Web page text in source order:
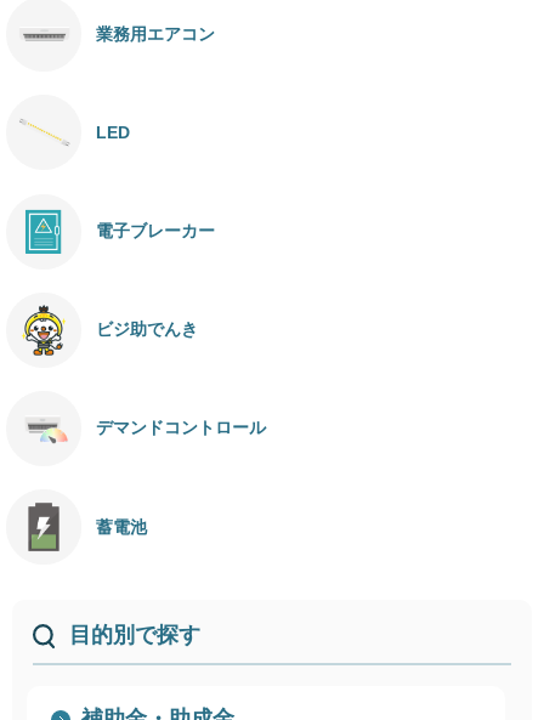
業務用エアコン
LED
電子ブレーカー
ビジ助でんき
デマンドコントロール
蓄電池
目的別で探す